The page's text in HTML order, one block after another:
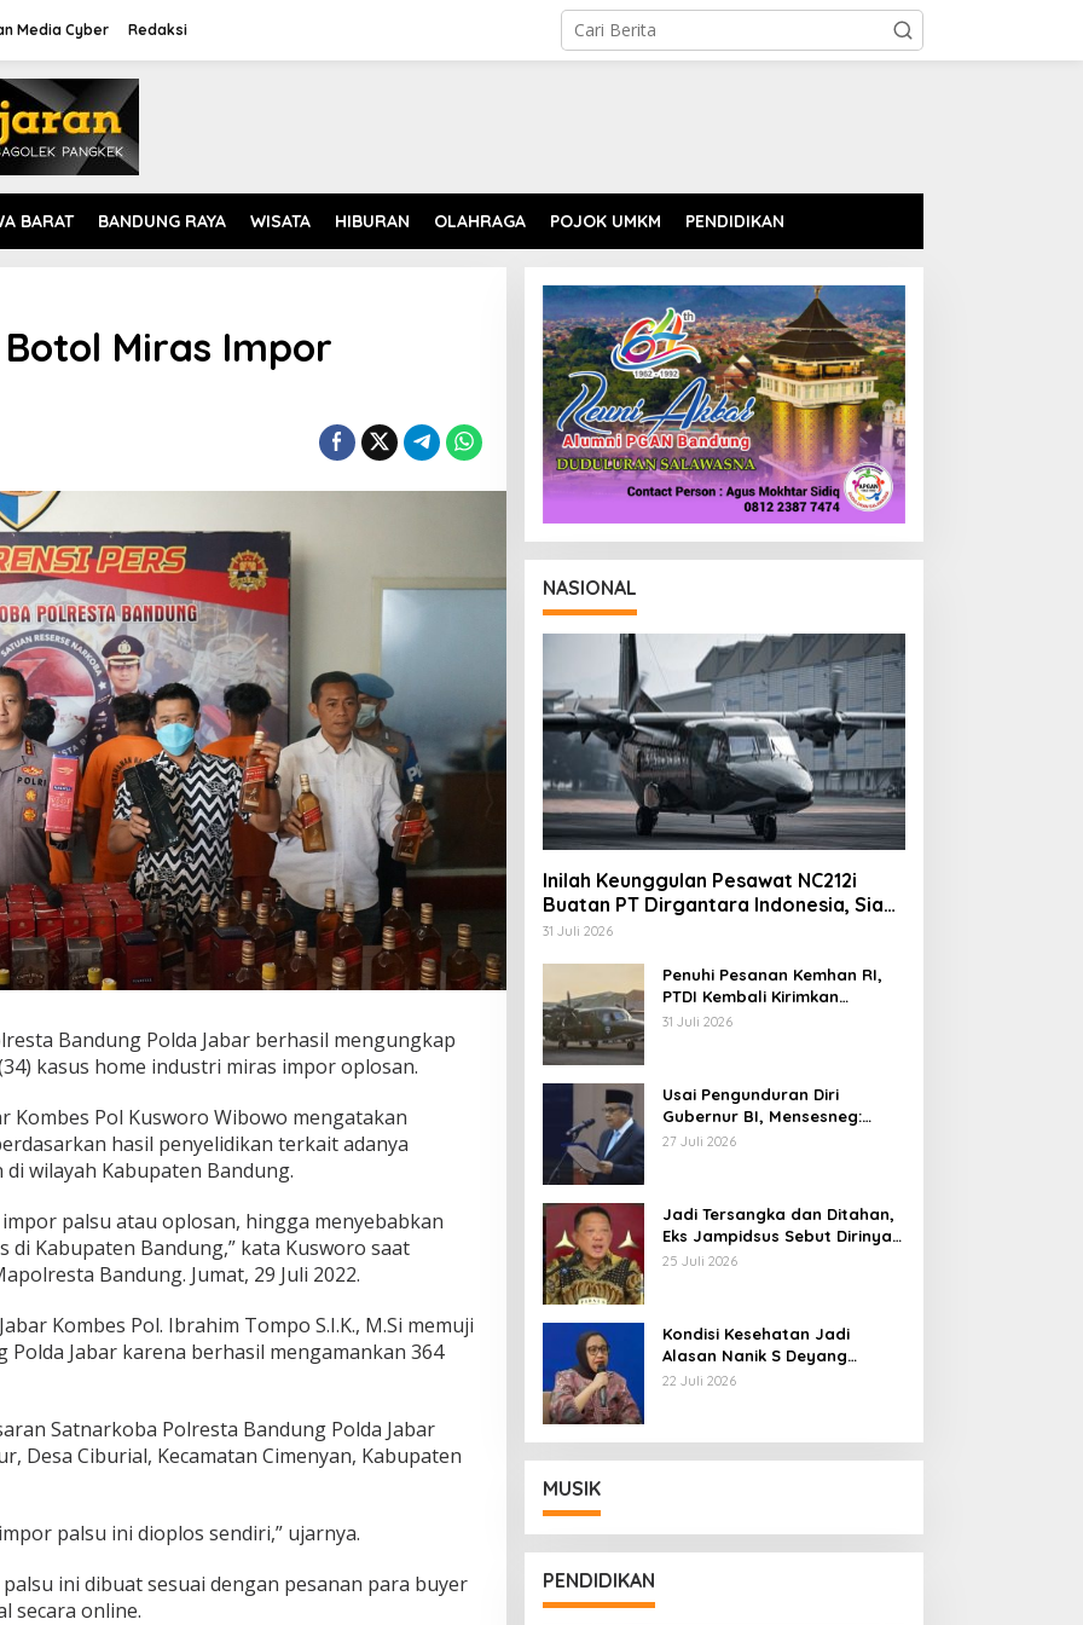
Media Cyber Redaksi
BARAT BANDUNG RAYA WISATA HIBURAN OLAHRAGA POJOK UMKM PENDIDIKAN
Miras Impor
Bandung Polda Jabar berhasil mengungkap
kasus home industri miras impor oplosan.
Kombes Pol Kusworo Wibowo mengatakan
hasil penyelidikan terkait adanya
wilayah Kabupaten Bandung.
palsu atau oplosan, hingga menyebabkan
Kabupaten Bandung,” kata Kusworo saat
Bandung. Jumat, 29 Juli 2022.
Kombes Pol. Ibrahim Tompo S.I.K., M.Si memuji
Jabar karena berhasil mengamankan 364
Satnarkoba Polresta Bandung Polda Jabar
Desa Ciburial, Kecamatan Cimenyan, Kabupaten
palsu ini dioplos sendiri,” ujarnya.
ini dibuat sesuai dengan pesanan para buyer
secara online.
NASIONAL
Inilah Keunggulan Pesawat NC212i
Buatan PT Dirgantara Indonesia, Siap
Dukung Berbagai Operasi TNI
31 Juli 2026
Penuhi Pesanan Kemhan RI,
PTDI Kembali Kirimkan
Pesawat NC212i ke Pangkalan
31 Juli 2026
Usai Pengunduran Diri
Gubernur BI, Mensesneg:
Segera Terbit Keppres
27 Juli 2026
Jadi Tersangka dan Ditahan,
Eks Jampidsus Sebut Dirinya
Korban Kriminalisasi
25 Juli 2026
Kondisi Kesehatan Jadi
Alasan Nanik S Deyang
Mundur dari BGN, Prabowo
22 Juli 2026
MUSIK
PENDIDIKAN